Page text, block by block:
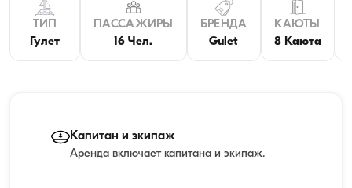
ТИП
Гулет
ПАССАЖИРЫ
16 Чел.
БРЕНДА
Gulet
КАЮТЫ
8 Каюта
Капитан и экипаж
Аренда включает капитана и экипаж.